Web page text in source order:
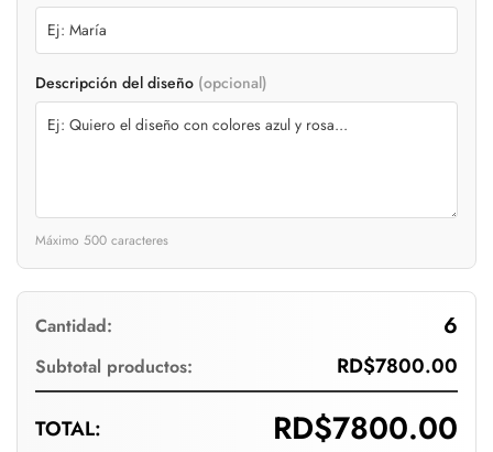
Descripción del diseño (opcional)
Máximo 500 caracteres
Cantidad: 6
Subtotal productos: RD$7800.00
TOTAL: RD$7800.00